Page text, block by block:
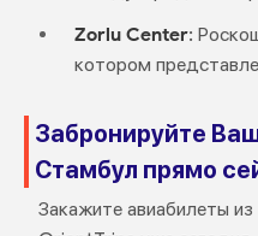
Zorlu Center:
котором
Забронируйте
Стамбул прямо
Закажите авиабилеты